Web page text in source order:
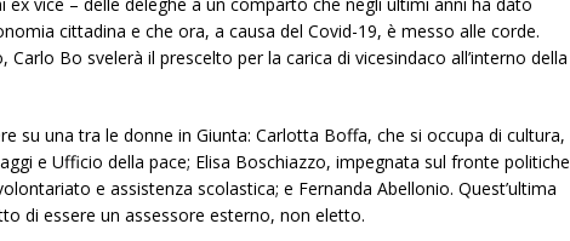
cittadina e che ora, a causa del Covid-19, è messo alle corde.
Carlo Bo svelerà il prescelto per la carica di vicesindaco all’interno della
su una tra le donne in Giunta: Carlotta Boffa, che si occupa di cultura,
e Ufficio della pace; Elisa Boschiazzo, impegnata sul fronte politiche
e assistenza scolastica; e Fernanda Abellonio. Quest’ultima
di essere un assessore esterno, non eletto.